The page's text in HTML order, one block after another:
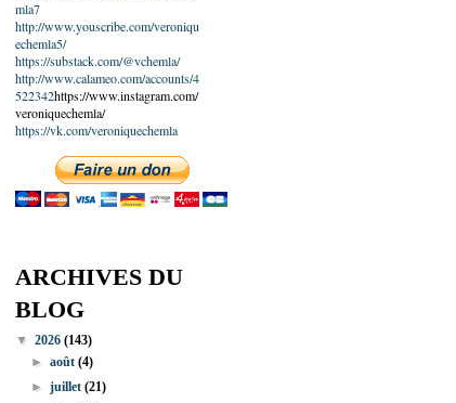
mla7
http://www.youscribe.com/veroniqu
echemla5/
https://substack.com/@vchemla/
http://www.calameo.com/accounts/4
522342https://www.instagram.com/
veroniquechemla/
https://vk.com/veroniquechemla
ARCHIVES DU
BLOG
▼ 2026 (143)
►août(4)
►juillet(21)